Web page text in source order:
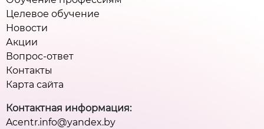
Целевое обучение
Новости
Акции
Вопрос-ответ
Контакты
Карта сайта
Контактная информация:
Acentr.info@yandex.by